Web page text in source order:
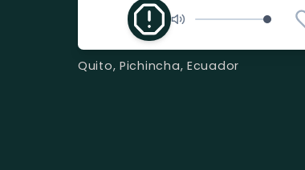
Quito, Pichincha, Ecuador